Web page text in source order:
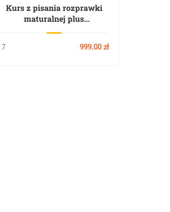
Kurs z pisania rozprawki
maturalnej plus
7 999.00 zł